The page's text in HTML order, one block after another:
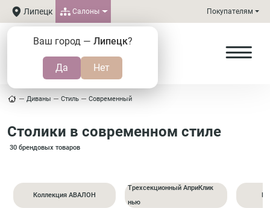
Липецк
Ваш город — Липецк?
Салоны Покупателям
Диваны Стиль Современный
Столики в современном стиле
30 брендовых товаров
Коллекция АВАЛОН
Трехсекционный АприКлик
нью